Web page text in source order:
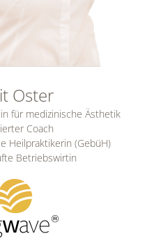
Oster
für medizinische Ästhetik
Coach
Heilpraktikerin (GebüH)
Betriebswirtin